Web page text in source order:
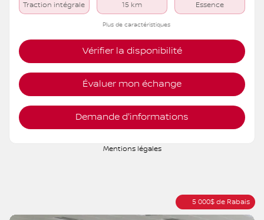
Traction intégrale 15 km Essence
Plus de caractéristiques
Vérifier la disponibilité
Évaluer mon échange
Demande d'informations
Mentions légales
5 000$ de Rabais